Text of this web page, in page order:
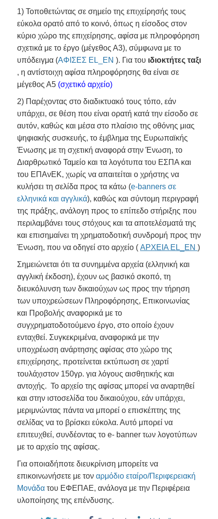
1) Τοποθετώντας σε σημείο της επιχείρησής τους
εύκολα ορατό από το κοινό, όπως η είσοδος στον
κύριο χώρο της επιχείρησης, αφίσα με πληροφόρηση
σχετικά με το έργο (μέγεθος Α3), σύμφωνα με το
υπόδειγμα (ΑΦΙΣΕΣ EL_EN ). Για του ιδιοκτήτες ταξι
, η αντίστοιχη αφίσα πληροφόρησης θα είναι σε
μέγεθος Α5 (σχετικό αρχείο)
2) Παρέχοντας στο διαδικτυακό τους τόπο, εάν
υπάρχει, σε θέση που είναι ορατή κατά την είσοδο σε
αυτόν, καθώς και μέσα στο πλαίσιο της οθόνης μιας
ψηφιακής συσκευής, το έμβλημα της Ευρωπαϊκής
Ένωσης με τη σχετική αναφορά στην Ένωση, το
Διαρθρωτικό Ταμείο και τα λογότυπα του ΕΣΠΑ και
του ΕΠΑνΕΚ, χωρίς να απαιτείται ο χρήστης να
κυλήσει τη σελίδα προς τα κάτω (e-banners σε
ελληνικά και αγγλικά), καθώς και σύντομη περιγραφή
της πράξης, ανάλογη προς το επίπεδο στήριξης που
περιλαμβάνει τους στόχους και τα αποτελέσματά της
και επισημαίνει τη χρηματοδοτική συνδρομή προς την
Ένωση, που να οδηγεί στο αρχείο ( ΑΡΧΕΙA EL_EN )
Σημειώνεται ότι τα συνημμένα αρχεία (ελληνική και
αγγλική έκδοση), έχουν ως βασικό σκοπό, τη
διευκόλυνση των δικαιούχων ως προς την τήρηση
των υποχρεώσεων Πληροφόρησης, Επικοινωνίας
και Προβολής αναφορικά με το
συγχρηματοδοτούμενο έργο, στο οποίο έχουν
ενταχθεί. Συγκεκριμένα, αναφορικά με την
υποχρέωση ανάρτησης αφίσας στο χώρο της
επιχείρησης, προτείνεται εκτύπωση σε χαρτί
τουλάχιστον 150γρ. για λόγους αισθητικής και
αντοχής. Το αρχείο της αφίσας μπορεί να αναρτηθεί
και στην ιστοσελίδα του δικαιούχου, εάν υπάρχει,
μεριμνώντας πάντα να μπορεί ο επισκέπτης της
σελίδας να το βρίσκει εύκολα. Αυτό μπορεί να
επιτευχθεί, συνδέοντας το e- banner των λογοτύπων
με το αρχείο της αφίσας.
Για οποιαδήποτε διευκρίνιση μπορείτε να
επικοινωνήσετε με τον αρμόδιο εταίρο/Περιφερειακή
Μονάδα του ΕΦΕΠΑΕ, ανάλογα με την Περιφέρεια
υλοποίησης της επένδυσης.